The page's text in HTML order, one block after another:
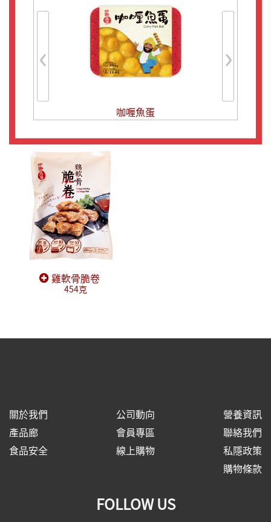
咖喱魚蛋
‹ ›
雞軟骨脆卷
454克
FOLLOW US
關於我們
產品廊
食品安全
公司動向
會員專區
線上購物
營養資訊
聯絡我們
私隱政策
購物條款